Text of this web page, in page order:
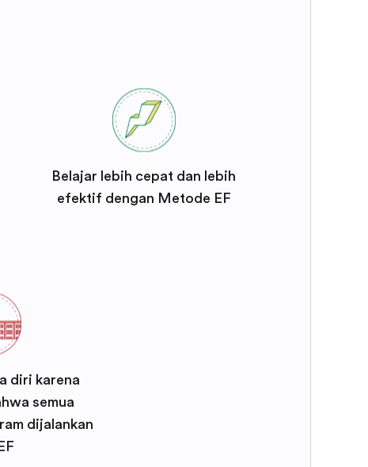
Belajar lebih cepat dan lebih
efektif dengan Metode EF
diri karena
semua
dijalankan